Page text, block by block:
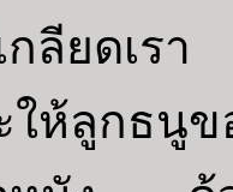
ลียดเรา
ให้ลูกธนู